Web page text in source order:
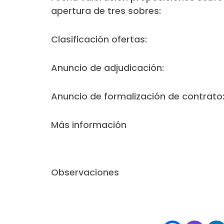
apertura de tres sobres:
Clasificación ofertas:
Anuncio de adjudicación:
Anuncio de formalización de contrato:
Más información
Observaciones